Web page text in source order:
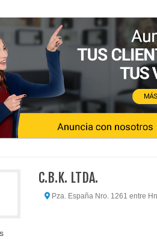
C.B.K. LTDA.
Pza. España Nro. 1261 entre